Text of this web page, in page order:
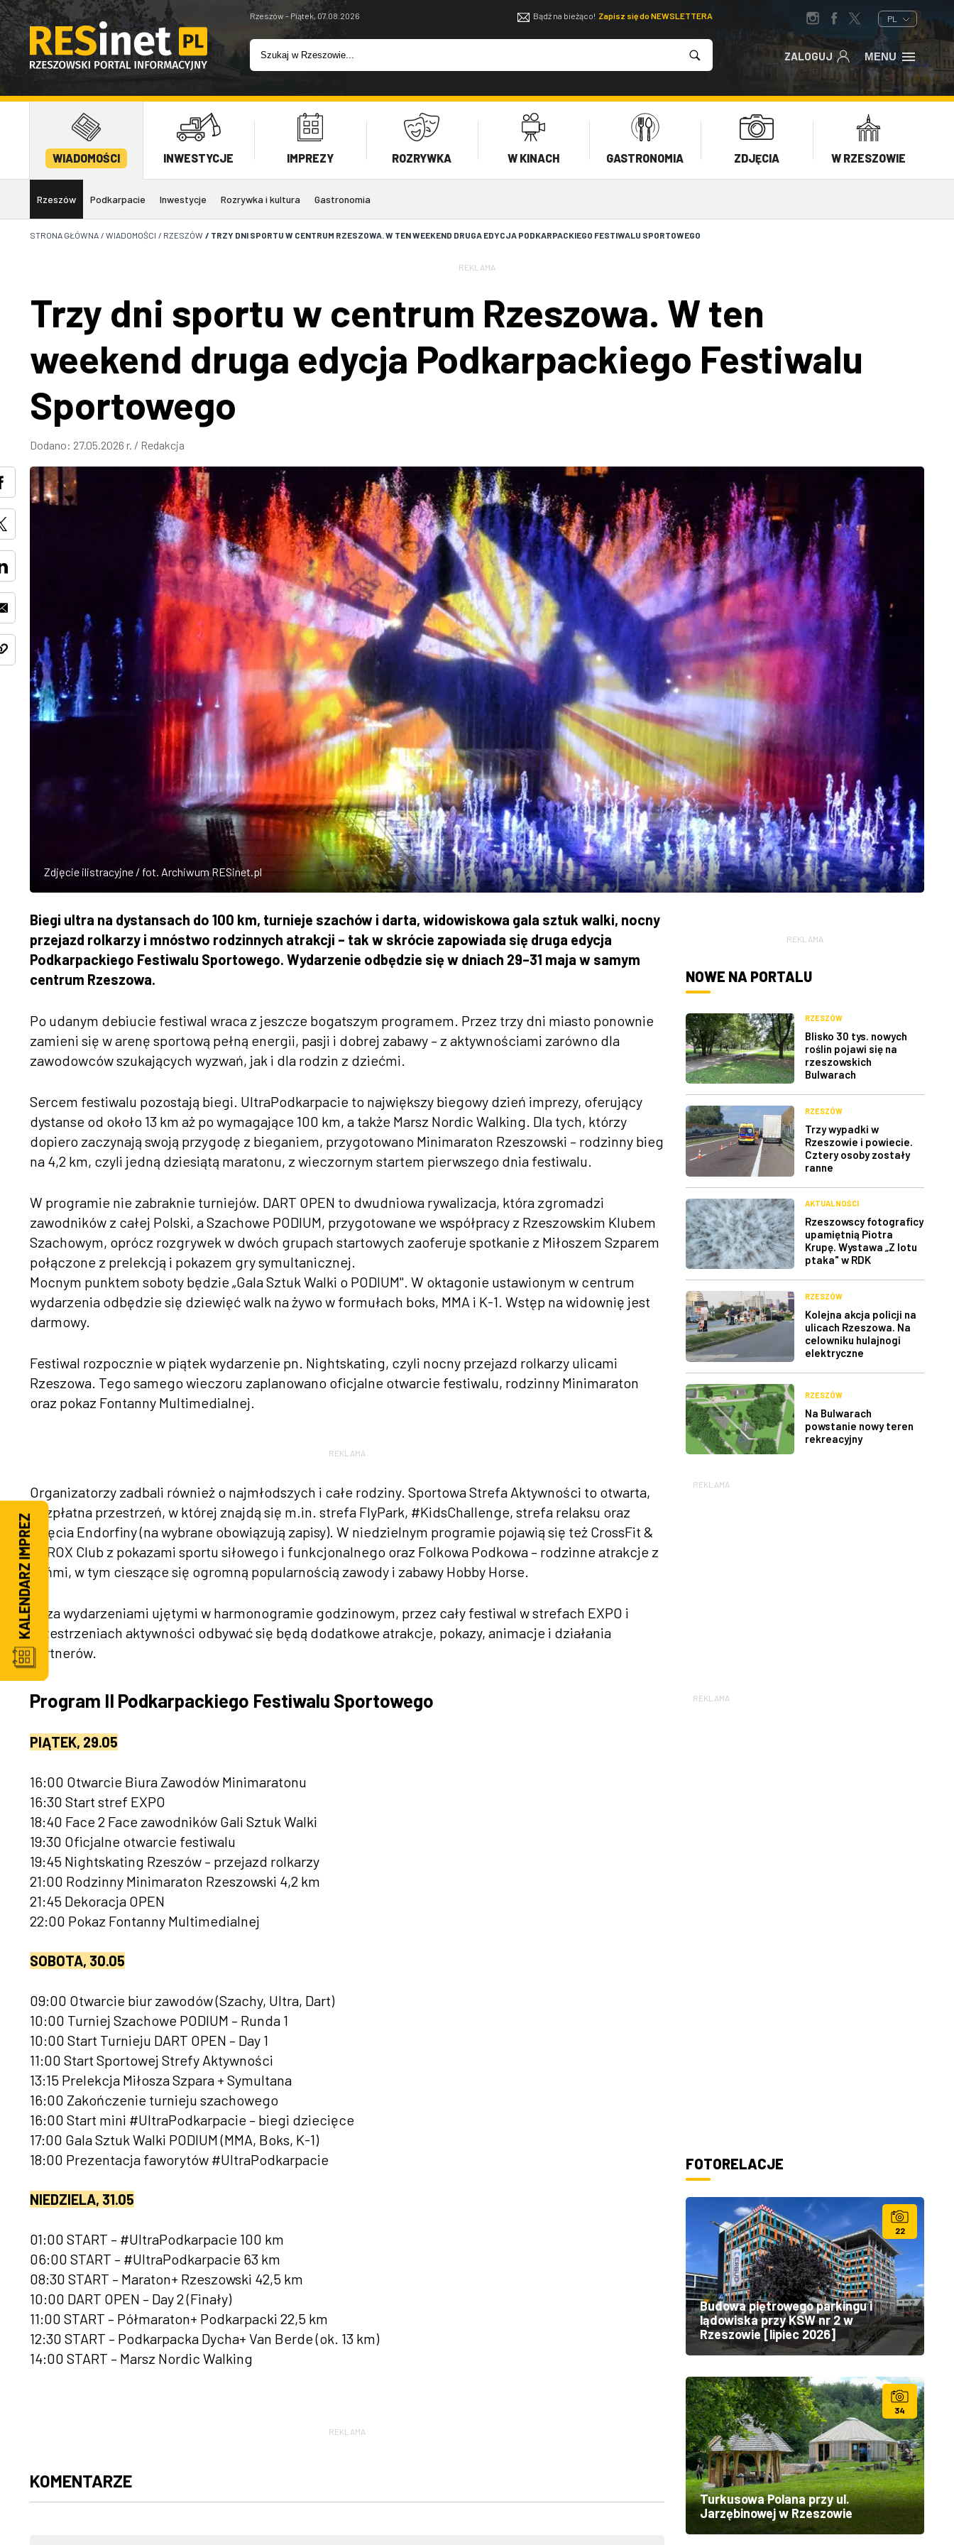
Rzeszów - Piątek, 07.08.2026 Bądź na bieżąco! Zapisz się do NEWSLETTERA PL
ZALOGUJ MENU
WIADOMOŚCI INWESTYCJE IMPREZY ROZRYWKA W KINACH GASTRONOMIA ZDJĘCIA W RZESZOWIE
Rzeszów Podkarpacie Inwestycje Rozrywka i kultura Gastronomia
STRONA GŁÓWNA / WIADOMOŚCI / RZESZÓW / TRZY DNI SPORTU W CENTRUM RZESZOWA. W TEN WEEKEND DRUGA EDYCJA PODKARPACKIEGO FESTIWALU SPORTOWEGO
REKLAMA
Trzy dni sportu w centrum Rzeszowa. W ten
weekend druga edycja Podkarpackiego Festiwalu
Sportowego
Dodano: 27.05.2026 r. / Redakcja
Zdjęcie ilistracyjne / fot. Archiwum RESinet.pl
Biegi ultra na dystansach do 100 km, turnieje szachów i darta, widowiskowa gala sztuk walki, nocny
przejazd rolkarzy i mnóstwo rodzinnych atrakcji – tak w skrócie zapowiada się druga edycja
Podkarpackiego Festiwalu Sportowego. Wydarzenie odbędzie się w dniach 29–31 maja w samym
centrum Rzeszowa.
Po udanym debiucie festiwal wraca z jeszcze bogatszym programem. Przez trzy dni miasto ponownie
zamieni się w arenę sportową pełną energii, pasji i dobrej zabawy – z aktywnościami zarówno dla
zawodowców szukających wyzwań, jak i dla rodzin z dziećmi.
Sercem festiwalu pozostają biegi. UltraPodkarpacie to największy biegowy dzień imprezy, oferujący
dystanse od około 13 km aż po wymagające 100 km, a także Marsz Nordic Walking. Dla tych, którzy
dopiero zaczynają swoją przygodę z bieganiem, przygotowano Minimaraton Rzeszowski – rodzinny bieg
na 4,2 km, czyli jedną dziesiątą maratonu, z wieczornym startem pierwszego dnia festiwalu.
W programie nie zabraknie turniejów. DART OPEN to dwudniowa rywalizacja, która zgromadzi
zawodników z całej Polski, a Szachowe PODIUM, przygotowane we współpracy z Rzeszowskim Klubem
Szachowym, oprócz rozgrywek w dwóch grupach startowych zaoferuje spotkanie z Miłoszem Szparem
połączone z prelekcją i pokazem gry symultanicznej.
Mocnym punktem soboty będzie „Gala Sztuk Walki o PODIUM". W oktagonie ustawionym w centrum
wydarzenia odbędzie się dziewięć walk na żywo w formułach boks, MMA i K-1. Wstęp na widownię jest
darmowy.
Festiwal rozpocznie w piątek wydarzenie pn. Nightskating, czyli nocny przejazd rolkarzy ulicami
Rzeszowa. Tego samego wieczoru zaplanowano oficjalne otwarcie festiwalu, rodzinny Minimaraton
oraz pokaz Fontanny Multimedialnej.
REKLAMA
Organizatorzy zadbali również o najmłodszych i całe rodziny. Sportowa Strefa Aktywności to otwarta,
bezpłatna przestrzeń, w której znajdą się m.in. strefa FlyPark, #KidsChallenge, strefa relaksu oraz
zajęcia Endorfiny (na wybrane obowiązują zapisy). W niedzielnym programie pojawią się też CrossFit &
HYROX Club z pokazami sportu siłowego i funkcjonalnego oraz Folkowa Podkowa – rodzinne atrakcje z
końmi, w tym cieszące się ogromną popularnością zawody i zabawy Hobby Horse.
Poza wydarzeniami ujętymi w harmonogramie godzinowym, przez cały festiwal w strefach EXPO i
przestrzeniach aktywności odbywać się będą dodatkowe atrakcje, pokazy, animacje i działania
partnerów.
Program II Podkarpackiego Festiwalu Sportowego
PIĄTEK, 29.05
16:00 Otwarcie Biura Zawodów Minimaratonu
16:30 Start stref EXPO
18:40 Face 2 Face zawodników Gali Sztuk Walki
19:30 Oficjalne otwarcie festiwalu
19:45 Nightskating Rzeszów – przejazd rolkarzy
21:00 Rodzinny Minimaraton Rzeszowski 4,2 km
21:45 Dekoracja OPEN
22:00 Pokaz Fontanny Multimedialnej
SOBOTA, 30.05
09:00 Otwarcie biur zawodów (Szachy, Ultra, Dart)
10:00 Turniej Szachowe PODIUM – Runda 1
10:00 Start Turnieju DART OPEN – Day 1
11:00 Start Sportowej Strefy Aktywności
13:15 Prelekcja Miłosza Szpara + Symultana
16:00 Zakończenie turnieju szachowego
16:00 Start mini #UltraPodkarpacie – biegi dziecięce
17:00 Gala Sztuk Walki PODIUM (MMA, Boks, K-1)
18:00 Prezentacja faworytów #UltraPodkarpacie
NIEDZIELA, 31.05
01:00 START – #UltraPodkarpacie 100 km
06:00 START – #UltraPodkarpacie 63 km
08:30 START – Maraton+ Rzeszowski 42,5 km
10:00 DART OPEN – Day 2 (Finały)
11:00 START – Półmaraton+ Podkarpacki 22,5 km
12:30 START – Podkarpacka Dycha+ Van Berde (ok. 13 km)
14:00 START – Marsz Nordic Walking
REKLAMA
KOMENTARZE
REKLAMA
NOWE NA PORTALU
RZESZÓW
Blisko 30 tys. nowych
roślin pojawi się na
rzeszowskich
Bulwarach
RZESZÓW
Trzy wypadki w
Rzeszowie i powiecie.
Cztery osoby zostały
ranne
AKTUALNOŚCI
Rzeszowscy fotograficy
upamiętnią Piotra
Krupę. Wystawa „Z lotu
ptaka" w RDK
RZESZÓW
Kolejna akcja policji na
ulicach Rzeszowa. Na
celowniku hulajnogi
elektryczne
RZESZÓW
Na Bulwarach
powstanie nowy teren
rekreacyjny
REKLAMA
REKLAMA
FOTORELACJE
22
Budowa piętrowego parkingu i
lądowiska przy KSW nr 2 w
Rzeszowie [lipiec 2026]
34
Turkusowa Polana przy ul.
Jarzębinowej w Rzeszowie
KALENDARZ IMPREZ